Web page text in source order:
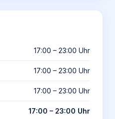
17:00 – 23:00 Uhr
17:00 – 23:00 Uhr
17:00 – 23:00 Uhr
17:00 – 23:00 Uhr